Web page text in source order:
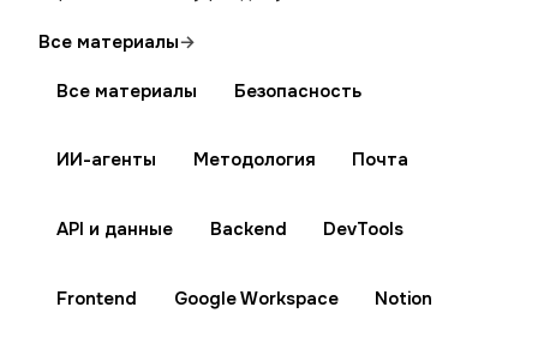
Все материалы→
Все материалы Безопасность
ИИ-агенты Методология Почта
API и данные Backend DevTools
Frontend Google Workspace Notion